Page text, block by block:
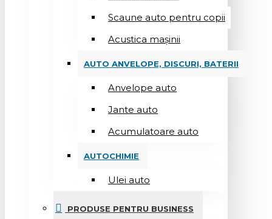
Scaune auto pentru copii
Acustica mașinii
AUTO ANVELOPE, DISCURI, BATERII
Anvelope auto
Jante auto
Acumulatoare auto
AUTOCHIMIE
Ulei auto
PRODUSE PENTRU BUSINESS